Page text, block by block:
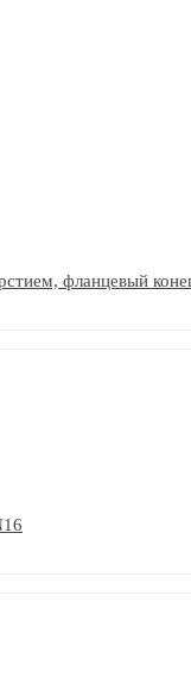
фланцевый